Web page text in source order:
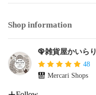
Shop information
🦚雑貨屋かいらり
48
Mercari Shops